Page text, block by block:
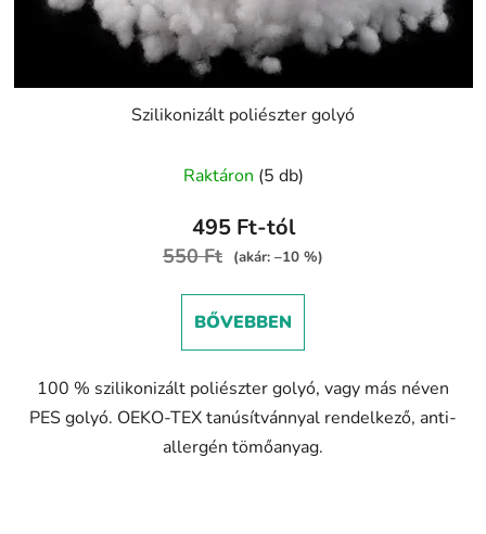
Szilikonizált poliészter golyó
termék
átlagos
értékelése
4,9
Raktáron (5 db)
495 Ft-tól
550 Ft (akár: –10 %)
BŐVEBBEN
100 % szilikonizált poliészter golyó, vagy más néven
PES golyó. OEKO-TEX tanúsítvánnyal rendelkező, anti-
allergén tömőanyag.